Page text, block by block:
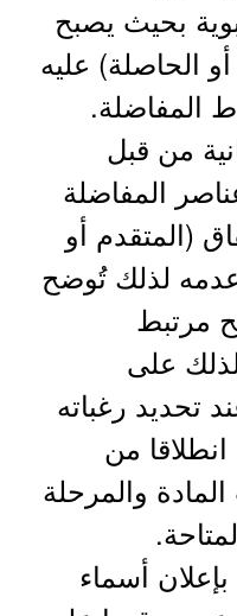
بحيث يصبح
الحاصلة) عليه
المفاضلة.
من قبل
المفاضلة
(المتقدم أو
لذلك تُوضح
مرتبط
على
تحديد رغباته
انطلاقا من
والمرحلة
أسماء